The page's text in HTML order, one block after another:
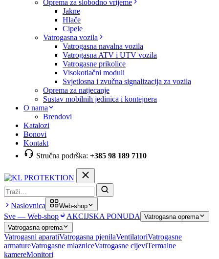
Oprema za slobodno vrijeme
Jakne
Hlače
Cipele
Vatrogasna vozila
Vatrogasna navalna vozila
Vatrogasna ATV i UTV vozila
Vatrogasne prikolice
Visokotlačni moduli
Svjetlosna i zvučna signalizacija za vozila
Oprema za natjecanje
Sustav mobilnih jedinica i kontejnera
O nama
Brendovi
Katalozi
Bonovi
Kontakt
Stručna podrška: +385 98 189 7110
Pretraga
Naslovnica Web-shop
Sve — Web-shop AKCIJSKA PONUDA
Vatrogasna oprema
Vatrogasna oprema
Vatrogasni aparatiVatrogasna pjenilaVentilatoriVatrogasne
armatureVatrogasne mlazniceVatrogasne cijeviTermalne
kamereMonitori